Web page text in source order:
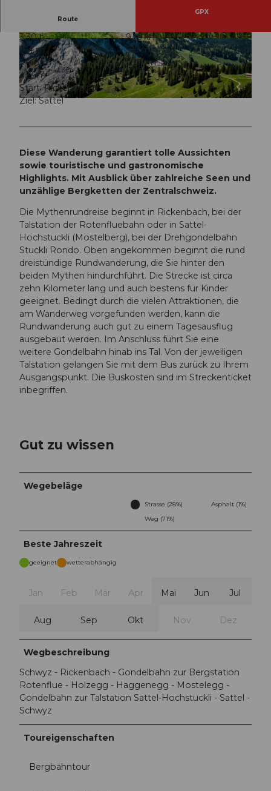
© Schwyz Tourismus |
© Schwyz Tourismus, Ferien- und Ausflugsregi
on Schwyz
© Schwyz Tourismus, Ferien- und Ausflugsregi
on Schwyz
Route
GPX
3:30 h
9,16 km
164 m
555 m
1.148 m
1.571 m
423 m
Start: Rickenbach
Ziel: Sattel
Diese Wanderung garantiert tolle Aussichten
sowie touristische und gastronomische
Highlights. Mit Ausblick über zahlreiche Seen und
unzählige Bergketten der Zentralschweiz.
Die Mythenrundreise beginnt in Rickenbach, bei der
Talstation der Rotenfluebahn oder in Sattel-
Hochstuckli (Mostelberg), bei der Drehgondelbahn
Stuckli Rondo. Oben angekommen beginnt die rund
dreistündige Rundwanderung, die Sie hinter den
beiden Mythen hindurchführt. Die Strecke ist circa
zehn Kilometer lang und auch bestens für Kinder
geeignet. Bedingt durch die vielen Attraktionen, die
am Wanderweg vorgefunden werden, kann die
Rundwanderung auch gut zu einem Tagesausflug
ausgebaut werden. Im Anschluss führt Sie eine
weitere Gondelbahn hinab ins Tal. Von der jeweiligen
Talstation gelangen Sie mit dem Bus zurück zu Ihrem
Ausgangspunkt. Die Buskosten sind im Streckenticket
inbegriffen.
Gut zu wissen
Wegebeläge
Strasse (28%)
Asphalt (1%)
Weg (71%)
Beste Jahreszeit
geeignet wetterabhängig
Jan Feb Mär Apr Mai Jun Jul
Aug Sep Okt Nov Dez
Wegbeschreibung
Schwyz - Rickenbach - Gondelbahn zur Bergstation
Rotenflue - Holzegg - Haggenegg - Mostelegg -
Gondelbahn zur Talstation Sattel-Hochstuckli - Sattel -
Schwyz
Toureigenschaften
Bergbahntour